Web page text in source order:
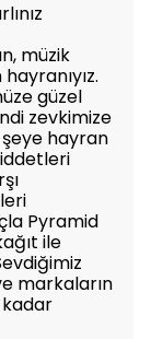
müzik
güzel
zevkimize
hayran
Pyramid
ile
markaların
kadar